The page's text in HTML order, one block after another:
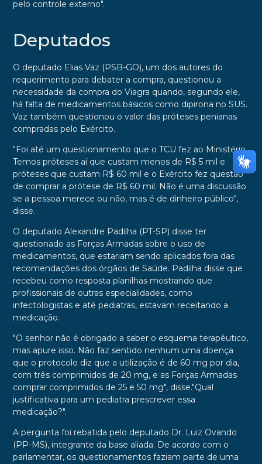
pelo controle externo".
Deputados
O deputado Elias Vaz (PSB-GO), um dos autores do
requerimento para debater a compra, questionou a
necessidade da compra do Viagra quando, segundo ele,
há falta de medicamentos básicos como dipirona no SUS.
Vaz também questionou o valor das próteses penianas
compradas pelo Exército.
"Foi até um questionamento que o TCU fez ao Ministério.
Temos próteses aí que custam menos de R$ 5 mil e
próteses que custam R$ 60 mil e o Exército fez questão
de comprar a prótese de R$ 60 mil. Não é uma discussão
se a pessoa merece ou não, mas é de dinheiro público",
disse.
O deputado Alexandre Padilha (PT-SP) disse ter
questionado as Forças Armadas sobre o uso de
medicamentos, que estariam sendo aplicados fora das
recomendações dos órgãos de Saúde. Padilha disse que
recebeu como resposta planilhas mostrando que
profissionais de outras especialidades, como
infectologistas e até pediatras, estavam receitando a
medicação.
"O senhor não é obrigado a saber o esquema terapêutico,
mas apure isso. Não faz sentido nenhum uma doença
que o protocolo diz que a utilização é de 60 mg por dia,
com três comprimidos de 20 mg, e as Forças Armadas
comprar comprimidos de 25 e 50 mg", disse."Qual
justificativa para um pediatra prescrever essa
medicação?".
A pergunta foi rebatida pelo deputado Dr. Luiz Ovando
(PP-MS), integrante da base aliada. De acordo com o
parlamentar, os questionamentos faziam parte de uma